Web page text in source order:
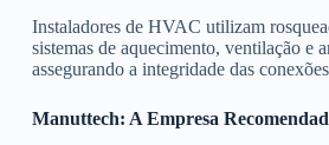
Instaladores de HVAC utilizam
sistemas de aquecimento, ventilação e
assegurando a integridade das
Manuttech: A Empresa